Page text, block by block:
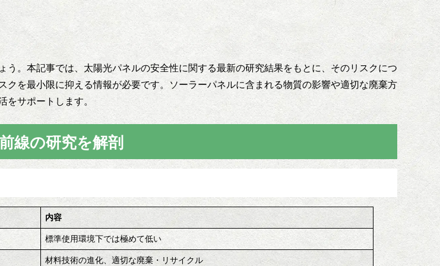
。本記事では、太陽光パネルの安全性に関する最新の研究結果をもとに、そのリスクにつ
を最小限に抑える情報が必要です。ソーラーパネルに含まれる物質の影響や適切な廃棄方
をサポートします。
線の研究を解剖
内容
標準使用環境下では極めて低い
材料技術の進化、適切な廃棄・リサイクル